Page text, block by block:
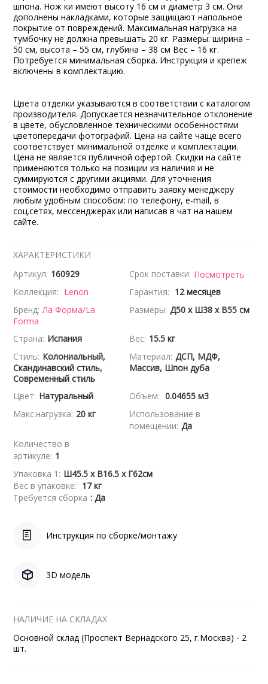
шпона. Нож ки имеют высоту 16 см и диаметр 3 см. Они
дополнены накладками, которые защищают напольное
покрытие от повреждений. Максимальная нагрузка на
тумбочку не должна превышать 20 кг. Размеры: ширина –
50 см, высота – 55 см, глубина – 38 см Вес – 16 кг.
Потребуется минимальная сборка. Инструкция и крепеж
включены в комплектацию.
Цвета отделки указываются в соответствии с каталогом
производителя. Допускается незначительное отклонение
в цвете, обусловленное техническими особенностями
цветопередачи фотографий. Цена на сайте чаще всего
соответствует минимальной отделке и комплектации.
Цена не является публичной офертой. Скидки на сайте
применяются только на позиции из наличия и не
суммируются с другими акциями. Для уточнения
стоимости необходимо отправить заявку менеджеру
любым удобным способом: по телефону, e-mail, в
соц.сетях, мессенджерах или написав в чат на нашем
сайте.
ХАРАКТЕРИСТИКИ
Артикул: 160929 Срок поставки: Посмотреть
Коллекция: Lenon Гарантия: 12 месяцев
Бренд: Ла Форма/La
Forma
Размеры: Д50 x Ш38 x В55 см
Страна: Испания Вес: 15.5 кг
Стиль: Колониальный,
Скандинавский стиль,
Современный стиль
Материал: ДСП, МДФ,
Массив, Шпон дуба
Цвет: Натуральный Объем: 0.04655 м3
Макс.нагрузка: 20 кг
Использование в
помещении: Да
Количество в
артикуле: 1
Упаковка 1: Ш45.5 x В16.5 x Г62см
Вес в упаковке: 17 кг
Требуется сборка : Да
Инструкция по сборке/монтажу
3D модель
НАЛИЧИЕ НА СКЛАДАХ
Основной склад (Проспект Вернадского 25, г.Москва) - 2
шт.